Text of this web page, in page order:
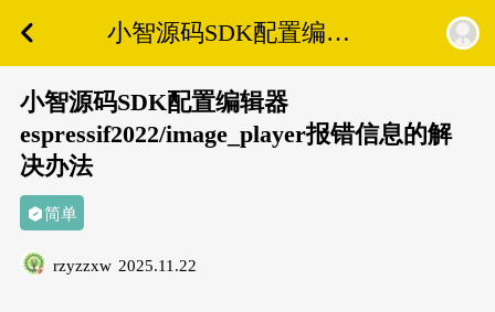
小智源码SDK配置编辑
器
espressif2022/image_player
报错信息的解决办法
小智源码SDK配置编辑器
espressif2022/image_player报错信息的解
决办法
简单
rzyzzxw 2025.11.22